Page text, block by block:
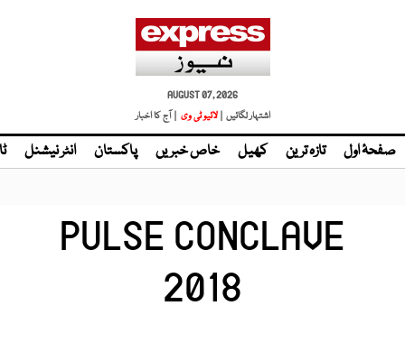
AUGUST 07, 2026
اشتہار لگائیں | لائیو ٹی وی | آج کا اخبار
صفحۂ اول تازہ ترین کھیل خاص خبریں پاکستان انٹر نیشنل
PULSE CONCLAVE
2018